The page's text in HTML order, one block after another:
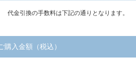
代金引換の手数料は下記の通りとなります。
購入金額（税込）